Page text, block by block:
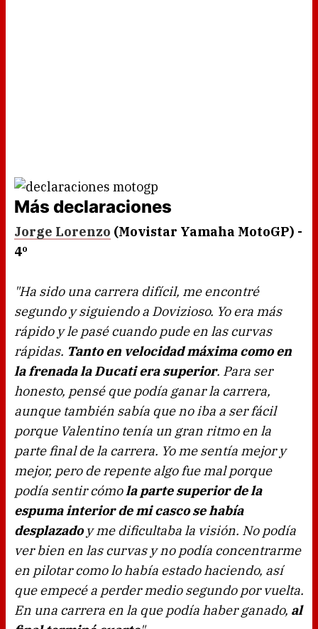
Más declaraciones
Jorge Lorenzo (Movistar Yamaha MotoGP) -
4º
"Ha sido una carrera difícil, me encontré
segundo y siguiendo a Dovizioso. Yo era más
rápido y le pasé cuando pude en las curvas
rápidas. Tanto en velocidad máxima como en
la frenada la Ducati era superior. Para ser
honesto, pensé que podía ganar la carrera,
aunque también sabía que no iba a ser fácil
porque Valentino tenía un gran ritmo en la
parte final de la carrera. Yo me sentía mejor y
mejor, pero de repente algo fue mal porque
podía sentir cómola parte superior de la
espuma interior de mi casco se había
desplazadoy me dificultaba la visión. No podía
ver bien en las curvas y no podía concentrarme
en pilotar como lo había estado haciendo, así
que empecé a perder medio segundo por vuelta.
En una carrera en la que podía haber ganado, al